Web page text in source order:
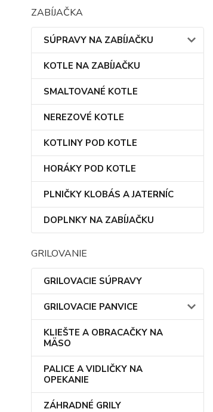
ZABÍJAČKA
SÚPRAVY NA ZABÍJAČKU
KOTLE NA ZABÍJAČKU
SMALTOVANÉ KOTLE
NEREZOVÉ KOTLE
KOTLINY POD KOTLE
HORÁKY POD KOTLE
PLNIČKY KLOBÁS A JATERNÍC
DOPLNKY NA ZABÍJAČKU
GRILOVANIE
GRILOVACIE SÚPRAVY
GRILOVACIE PANVICE
KLIEŠTE A OBRACAČKY NA
MÄSO
PALICE A VIDLIČKY NA
OPEKANIE
ZÁHRADNÉ GRILY